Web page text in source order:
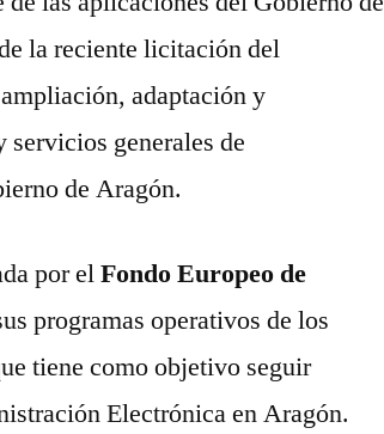
la reciente licitación del
adaptación y
generales de
de Aragón.
por elFondo Europeo de
programas operativos de los
tiene como objetivo seguir
Electrónica en Aragón.